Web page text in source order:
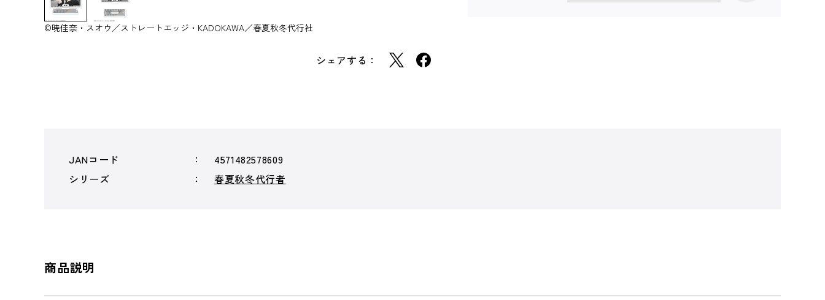
©暁佳奈・スオウ／ストレートエッジ・KADOKAWA／春夏秋冬代行社
シェアする：
JANコード
4571482578609
シリーズ
春夏秋冬代行者
商品説明